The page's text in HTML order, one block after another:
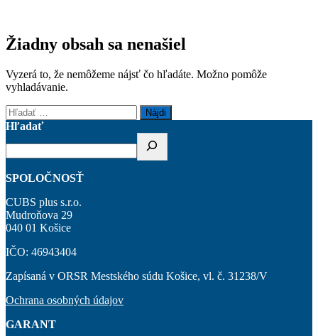
Žiadny obsah sa nenašiel
Vyzerá to, že nemôžeme nájsť čo hľadáte. Možno pomôže
vyhladávanie.
Hľadať:
Hľadať
SPOLOČNOSŤ
CUBS plus s.r.o.
Mudroňova 29
040 01 Košice
IČO: 46943404
Zapísaná v ORSR Mestského súdu Košice, vl. č. 31238/V
Ochrana osobných údajov
GARANT